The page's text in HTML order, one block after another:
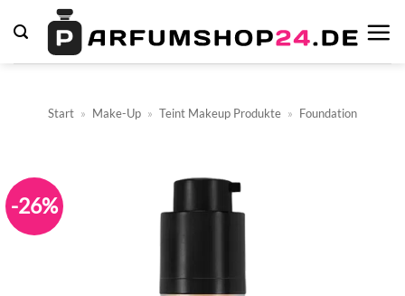
Inhalt
springen
Start » Make-Up » Teint Makeup Produkte » Foundation
-26%